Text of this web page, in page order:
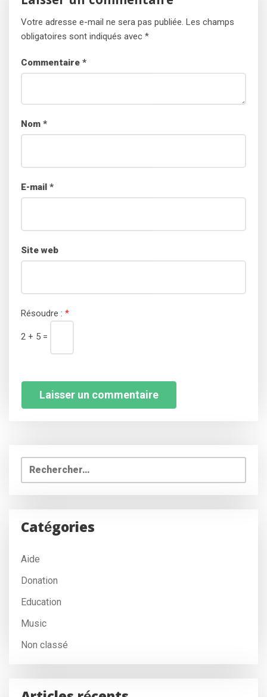
Votre adresse e-mail ne sera pas publiée. Les champs
obligatoires sont indiqués avec *
Commentaire *
Nom *
E-mail *
Site web
Résoudre : *
2 + 5 =
Rechercher :
Catégories
Aide
Donation
Education
Music
Non classé